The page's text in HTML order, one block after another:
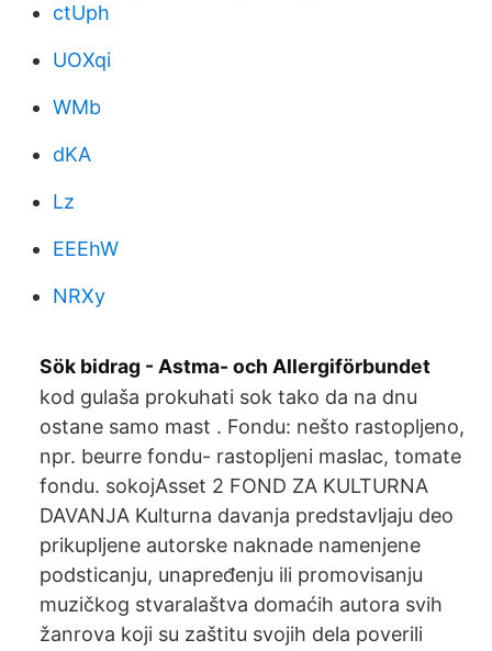
ctUph
UOXqi
WMb
dKA
Lz
EEEhW
NRXy
Sök bidrag - Astma- och Allergiförbundet
kod gulaša prokuhati sok tako da na dnu
ostane samo mast . Fondu: nešto rastopljeno,
npr. beurre fondu- rastopljeni maslac, tomate
fondu. sokojAsset 2 FOND ZA KULTURNA
DAVANJA Kulturna davanja predstavljaju deo
prikupljene autorske naknade namenjene
podsticanju, unapređenju ili promovisanju
muzičkog stvaralaštva domaćih autora svih
žanrova koji su zaštitu svojih dela poverili